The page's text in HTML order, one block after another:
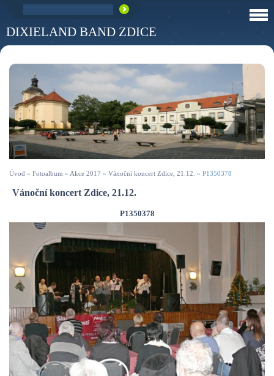
DIXIELAND BAND ZDICE
Úvod » Fotoalbum » Akce 2017 » Vánoční koncert Zdice, 21.12. » P1350378
Vánoční koncert Zdice, 21.12.
P1350378